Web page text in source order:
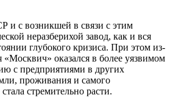
и с возникшей в связи с этим
неразберихой завод, как и вся
глубокого кризиса. При этом из-
«Москвич» оказался в более уязвимом
с предприятиями в других
проживания и самого
стремительно расти.